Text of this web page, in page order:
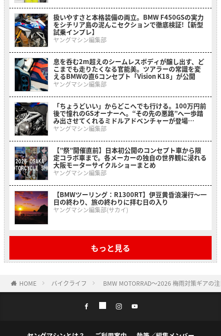
扱いやすさと本格装備の両立。BMW F450GSの実力
をシチリア島の泥んこセクションで徹底検証!【新型
試乗インプレ】
ヤングマシン編集部
息を呑む2m超えのシームレスボディが醸し出す、ど
こまでも走りたくなる官能美。ツアラーの常識を変
えるBMWの直6コンセプト「Vision K18」が公開
ヤングマシン編集部
「ちょうどいい」からどこへでも行ける。100万円前
後で憧れのGSオーナーへ。“その先の悪路”へ一歩踏
み出させてくれるミドルアドベンチャーが登場
【BMW F 450 GS】
ヤングマシン編集部
【”祭”開催直前】日本初公開のコンセプト車から限
定コラボ車まで。各メーカーの独自の世界観に浸れる
大阪モーターサイクルショーまとめ
ヤングマシン編集部
【BMWツーリング：R1300RT】伊豆黄昏浪漫行〜一
日の終わり、旅の終わりに拝む日の入り
ヤングマシン編集部(サカイ)
もっと見る
HOME バイクライフ BMW MOTORRAD〜2026 梅雨対策ギアの